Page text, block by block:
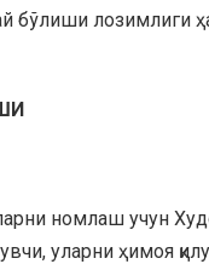
бўлиши лозимлиги
номлаш учун
уларни ҳимоя